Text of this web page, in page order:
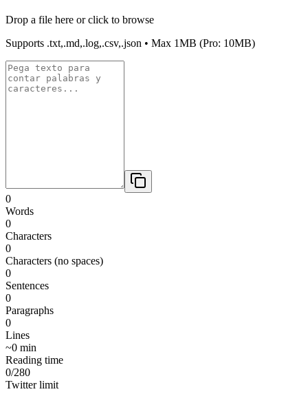
Drop a file here or click to browse
Supports .txt,.md,.log,.csv,.json • Max 1MB (Pro: 10MB)
0
Words
0
Characters
0
Characters (no spaces)
0
Sentences
0
Paragraphs
0
Lines
~0 min
Reading time
0/280
Twitter limit